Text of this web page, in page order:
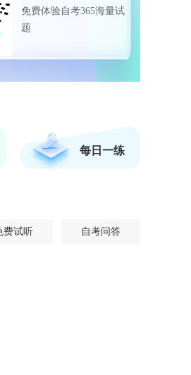
免费体验自考365海量试
题
每日一练
费试听 自考问答